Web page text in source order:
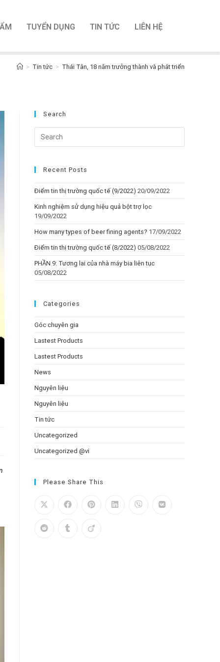
TUYỂN DỤNG TIN TỨC LIÊN HỆ
> Tin tức > Thái Tân, 18 năm trưởng thành và phát triển
Search
Recent Posts
Điểm tin thị trường quốc tế (9/2022) 20/09/2022
Kinh nghiệm sử dụng hiệu quả bột trợ lọc
19/09/2022
How many types of beer fining agents? 17/09/2022
Điểm tin thị trường quốc tế (8/2022) 05/08/2022
PHẦN 9: Tương lai của nhà máy bia liên tục
05/08/2022
Categories
Góc chuyên gia
Lastest Products
Lastest Products
News
Nguyên liệu
Nguyên liệu
Tin tức
Uncategorized
Uncategorized @vi
Please Share This